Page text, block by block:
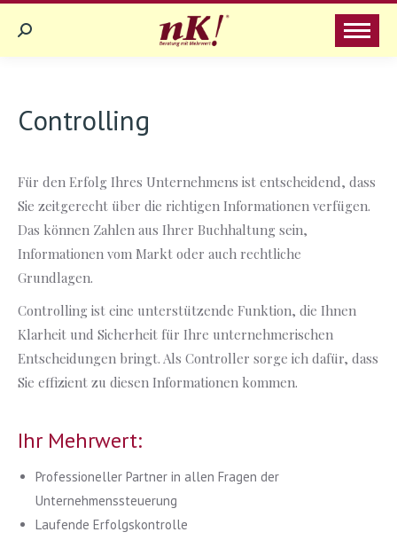
Search:
Controlling
Für den Erfolg Ihres Unternehmens ist entscheidend, dass
Sie zeitgerecht über die richtigen Informationen verfügen.
Das können Zahlen aus Ihrer Buchhaltung sein,
Informationen vom Markt oder auch rechtliche
Grundlagen.
Controlling ist eine unterstützende Funktion, die Ihnen
Klarheit und Sicherheit für Ihre unternehmerischen
Entscheidungen bringt. Als Controller sorge ich dafür, dass
Sie effizient zu diesen Informationen kommen.
Ihr Mehrwert:
Professioneller Partner in allen Fragen der
Unternehmenssteuerung
Laufende Erfolgskontrolle